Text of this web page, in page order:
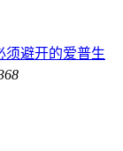
须避开的爱普生